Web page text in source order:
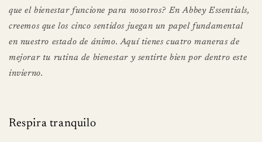
que el bienestar funcione para nosotros? En Abbey Essentials,
creemos que los cinco sentidos juegan un papel fundamental
en nuestro estado de ánimo. Aquí tienes cuatro maneras de
mejorar tu rutina de bienestar y sentirte bien por dentro este
invierno.
Respira tranquilo